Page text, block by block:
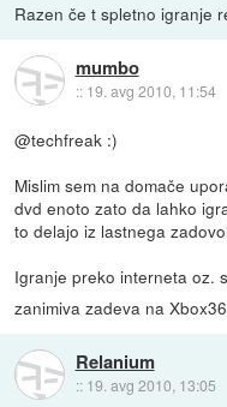
Razen če t spletno igranje
mumbo
:: 19. avg 2010, 11:54
@techfreak :)
Mislim sem na domače
dvd enoto zato da lahko
to delajo iz lastnega
Igranje preko interneta oz.
zanimiva zadeva na
Relanium
:: 19. avg 2010, 13:05